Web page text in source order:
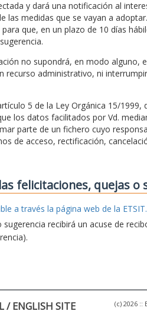
y dará una notificación al
las medidas que se vayan a
que, en un plazo de 10 días
no supondrá, en modo alguno,
administrativo, ni
5 de la Ley Orgánica 15/1999,
los datos facilitados por Vd.
parte de un fichero cuyo
de acceso, rectificación,
felicitaciones, quejas o
a través la página web de la ETSIT.
recibirá un acuse de
/ ENGLISH SITE
(c) 2026